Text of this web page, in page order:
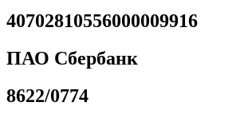
40702810556000009916
ПАО Сбербанк
8622/0774